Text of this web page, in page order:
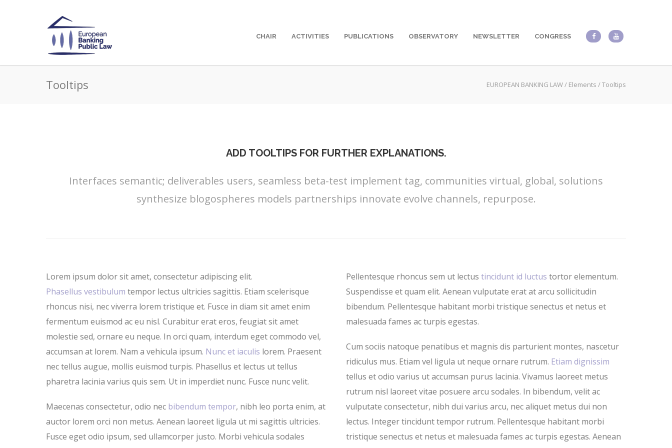
CHAIR ACTIVITIES PUBLICATIONS OBSERVATORY NEWSLETTER CONGRESS
Tooltips EUROPEAN BANKING LAW/ Elements /Tooltips
ADD TOOLTIPS FOR FURTHER EXPLANATIONS.
Interfaces semantic; deliverables users, seamless beta-test implement tag, communities virtual, global, solutions
synthesize blogospheres models partnerships innovate evolve channels, repurpose.
Lorem ipsum dolor sit amet, consectetur adipiscing elit.
Phasellus vestibulum tempor lectus ultricies sagittis. Etiam scelerisque
rhoncus nisi, nec viverra lorem tristique et. Fusce in diam sit amet enim
fermentum euismod ac eu nisl. Curabitur erat eros, feugiat sit amet
molestie sed, ornare eu neque. In orci quam, interdum eget commodo vel,
accumsan at lorem. Nam a vehicula ipsum. Nunc et iaculis lorem. Praesent
nec tellus augue, mollis euismod turpis. Phasellus et lectus ut tellus
pharetra lacinia varius quis sem. Ut in imperdiet nunc. Fusce nunc velit.
Maecenas consectetur, odio nec bibendum tempor, nibh leo porta enim, at
auctor lorem orci non metus. Aenean laoreet ligula ut mi sagittis ultricies.
Fusce eget odio ipsum, sed ullamcorper justo. Morbi vehicula sodales
Pellentesque rhoncus sem ut lectus tincidunt id luctus tortor elementum.
Suspendisse et quam elit. Aenean vulputate erat at arcu sollicitudin
bibendum. Pellentesque habitant morbi tristique senectus et netus et
malesuada fames ac turpis egestas.
Cum sociis natoque penatibus et magnis dis parturient montes, nascetur
ridiculus mus. Etiam vel ligula ut neque ornare rutrum. Etiam dignissim
tellus et odio varius ut accumsan purus lacinia. Vivamus laoreet metus
rutrum nisl laoreet vitae posuere arcu sodales. In bibendum, velit ac
vulputate consectetur, nibh dui varius arcu, nec aliquet metus dui non
lectus. Integer tincidunt tempor rutrum. Pellentesque habitant morbi
tristique senectus et netus et malesuada fames ac turpis egestas. Aenean